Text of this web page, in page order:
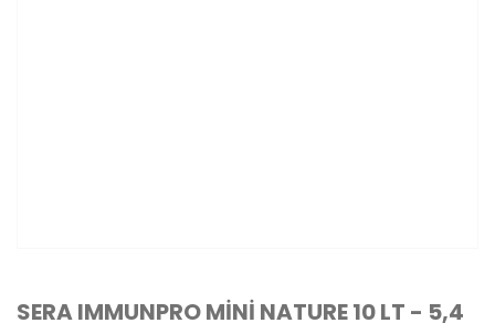
SERA IMMUNPRO MİNİ NATURE 10 LT - 5,4